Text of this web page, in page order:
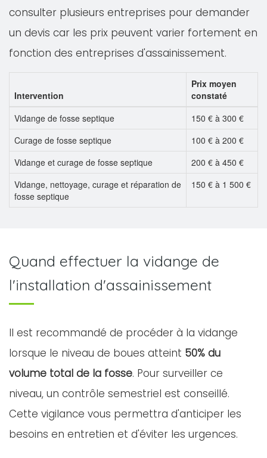
consulter plusieurs entreprises pour demander
un devis car les prix peuvent varier fortement en
fonction des entreprises d'assainissement.
Intervention
Prix moyen
constaté
Vidange de fosse septique
150 € à 300 €
Curage de fosse septique
100 € à 200 €
Vidange et curage de fosse septique
200 € à 450 €
Vidange, nettoyage, curage et réparation de
fosse septique
150 € à 1 500 €
Quand effectuer la vidange de
l'installation d'assainissement
Il est recommandé de procéder à la vidange
lorsque le niveau de boues atteint 50% du
volume total de la fosse. Pour surveiller ce
niveau, un contrôle semestriel est conseillé.
Cette vigilance vous permettra d'anticiper les
besoins en entretien et d'éviter les urgences.